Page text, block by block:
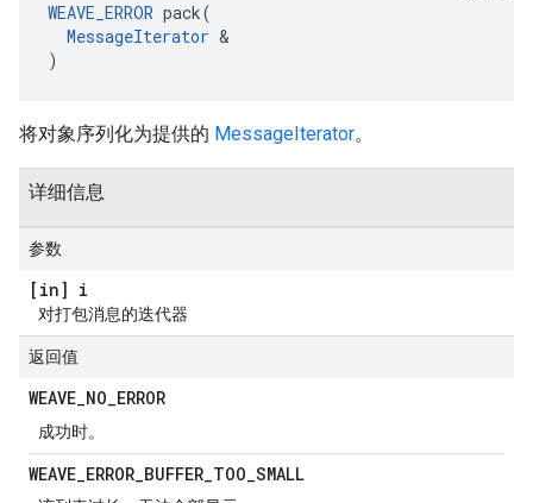
WEAVE_ERROR pack(
MessageIterator &
)
将对象序列化为提供的 MessageIterator。
详细信息
参数
[in] i
对打包消息的迭代器
返回值
WEAVE_NO_ERROR
成功时。
WEAVE_ERROR_BUFFER_TOO_SMALL